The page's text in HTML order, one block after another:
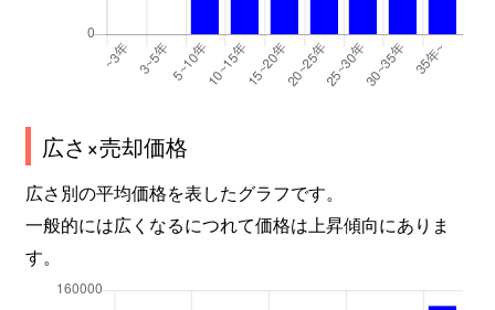
広さ×売却価格
広さ別の平均価格を表したグラフです。
一般的には広くなるにつれて価格は上昇傾向にありま
す。